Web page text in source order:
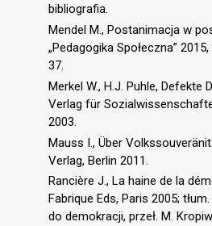
bibliografia.
Mendel M., Postanimacja w
„Pedagogika Społeczna”
37.
Merkel W., H.J. Puhle, Defekte
Verlag für
2003.
Mauss I., Über
Verlag, Berlin 2011.
Rancière J., La haine de la
Fabrique Eds, Paris 2005;
do demokracji, przeł. M.